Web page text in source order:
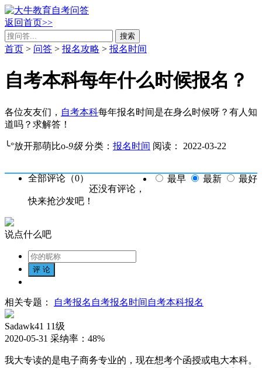
返回首页>>
搜索
首页 > 问答 > 报名攻略 > 报名时间
自考本科每年什么时候报名？
各位友友们， 自考本科每年报名时间是在身么时候呀？有人知
道吗？求解答！
╰°放开那萌比o-9级 分类： 报名时间 阅读： 2022-03-22
全部评论（0） 最早 最新
最好
还没有评论，
快来抢沙发吧！
说点什么吧
相关专题： 自考报名 自考报名时间 自考本科报名
Sadawk41 11级
2020-05-31 采纳率： 48%
我大专读的是电子商务专业的，现在想考个函授或电大本科。